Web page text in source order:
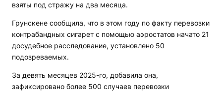
взяты под стражу на два месяца.
Грунскене сообщила, что в этом году по факту перевозки
контрабандных сигарет с помощью аэростатов начато 21
досудебное расследование, установлено 50
подозреваемых.
За девять месяцев 2025-го, добавила она,
зафиксировано более 500 случаев перевозки